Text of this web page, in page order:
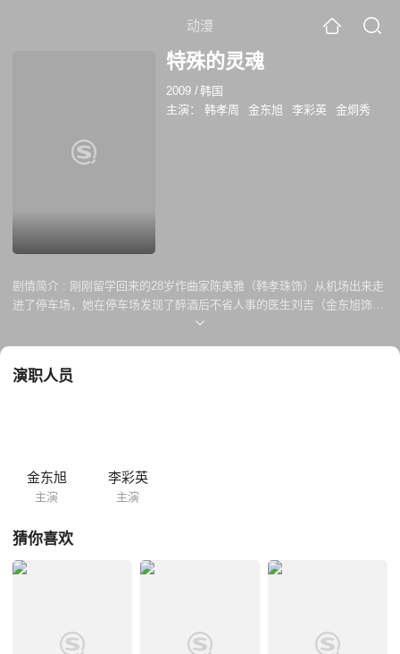
动漫
特殊的灵魂
2009 /韩国
主演：
韩孝周 金东旭 李彩英 金炯秀
剧情简介 : 刚刚留学回来的28岁作曲家陈美雅（韩孝珠饰）从机场出来走
进了停车场，她在停车场发现了醉酒后不省人事的医生刘吉（金东旭饰）
并把他用车子带回了宾馆。二人之间产生了爱情。美雅的至亲好友—宾馆
道做所有的决定都没想象中容易。也许真的是“人经历多了就会有所改
演职人员
金东旭
主演
李彩英
主演
猜你喜欢